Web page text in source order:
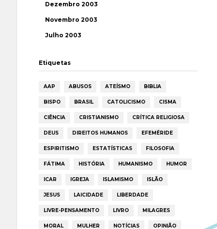
Dezembro 2003
Novembro 2003
Julho 2003
Etiquetas
AAP ABUSOS ATEÍSMO BIBLIA
BISPO BRASIL CATOLICISMO CISMA
CIÊNCIA CRISTIANISMO CRÍTICA RELIGIOSA
DEUS DIREITOS HUMANOS EFEMÉRIDE
ESPIRITISMO ESTATÍSTICAS FILOSOFIA
FÁTIMA HISTÓRIA HUMANISMO HUMOR
ICAR IGREJA ISLAMISMO ISLÃO
JESUS LAICIDADE LIBERDADE
LIVRE-PENSAMENTO LIVRO MILAGRES
MORAL MULHER NOTÍCIAS OPINIÃO